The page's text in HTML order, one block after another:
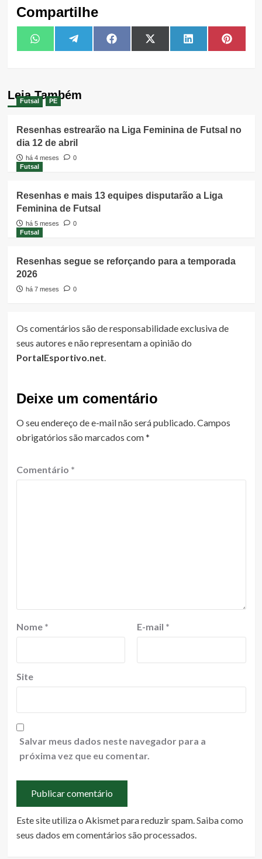
Compartilhe
Share
on
WhatsAppShare
on
TelegramShare
on
FacebookShare
on
X
(Twitter)
Share
on
LinkedIn Share
on
Leia Também
Futsal PE
Resenhas estrearão na Liga Feminina de Futsal no
dia 12 de abril
há 4 meses
0
Futsal
Resenhas e mais 13 equipes disputarão a Liga
Feminina de Futsal
há 5 meses
0
Futsal
Resenhas segue se reforçando para a temporada
2026
há 7 meses 0
Os comentários são de responsabilidade exclusiva de
seus autores e não representam a opinião do
PortalEsportivo.net.
Deixe um comentário
O seu endereço de e-mail não será publicado.Campos
obrigatórios são marcados com*
Comentário *
Nome * E-mail *
Site
Salvar meus dados neste navegador para a
próxima vez que eu comentar.
Este site utiliza o Akismet para reduzir spam.Saiba como
seus dados em comentários são processados.